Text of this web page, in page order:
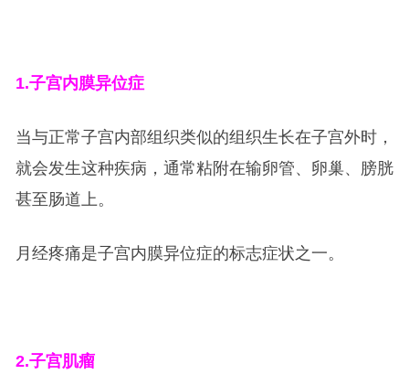
1.子宫内膜异位症
当与正常子宫内部组织类似的组织生长在子宫外时，
就会发生这种疾病，通常粘附在输卵管、卵巢、膀胱
甚至肠道上。
月经疼痛是子宫内膜异位症的标志症状之一。
2.子宫肌瘤